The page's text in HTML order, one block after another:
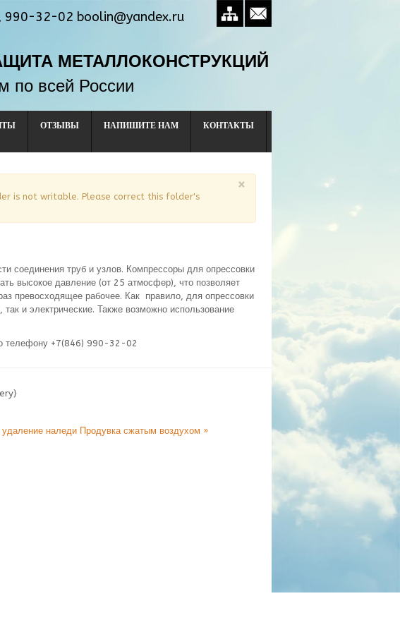
990-32-02 boolin@yandex.ru
МЕТАЛЛОКОНСТРУКЦИЙ
по всей России
ОТЗЫВЫ НАПИШИТЕ НАМ КОНТАКТЫ
×
is not writable. Please correct this folder's
соединения труб и узлов. Компрессоры для опрессовки
высокое давление (от 25 атмосфер), что позволяет
превосходящее рабочее. Как правило, для опрессовки
и электрические. Также возможно использование
телефону +7(846) 990-32-02
удаление наледи Продувка сжатым воздухом »